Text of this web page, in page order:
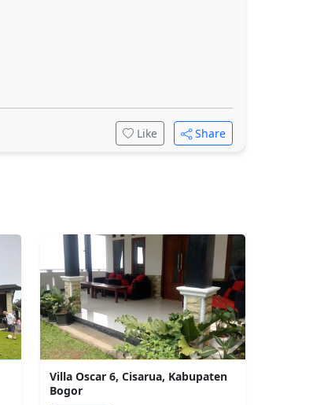
Like Share
Villa Oscar 6, Cisarua, Kabupaten
Bogor